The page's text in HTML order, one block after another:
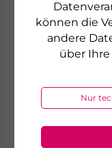
können die
andere
über Ihre
Nur